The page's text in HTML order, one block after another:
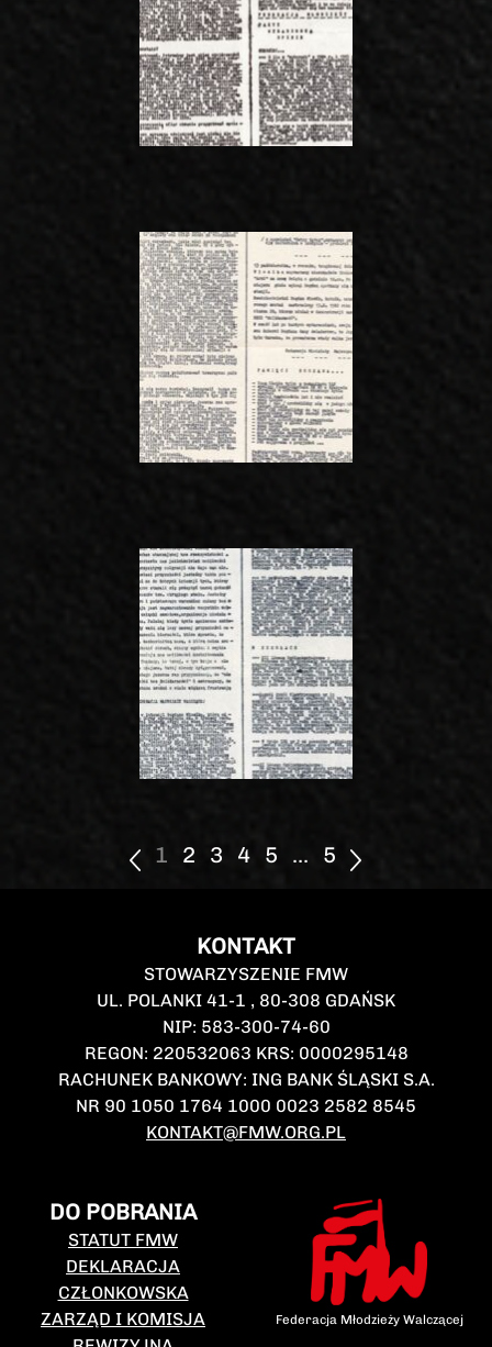
1 2 3 4 5 ... 5
KONTAKT
STOWARZYSZENIE FMW
UL. POLANKI 41-1 , 80-308 GDAŃSK
NIP: 583-300-74-60
REGON: 220532063 KRS: 0000295148
RACHUNEK BANKOWY: ING BANK ŚLĄSKI S.A.
NR 90 1050 1764 1000 0023 2582 8545
KONTAKT@FMW.ORG.PL
DO POBRANIA
STATUT FMW
DEKLARACJA
CZŁONKOWSKA
ZARZĄD I KOMISJA
Federacja Młodzieży Walczącej